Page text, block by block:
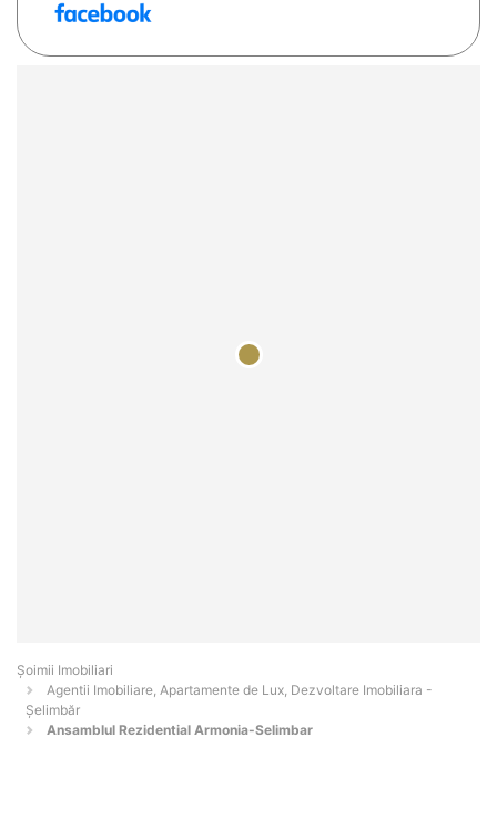
Șoimii Imobiliari
Agentii Imobiliare, Apartamente de Lux, Dezvoltare Imobiliara -
Şelimbăr
Ansamblul Rezidential Armonia-Selimbar